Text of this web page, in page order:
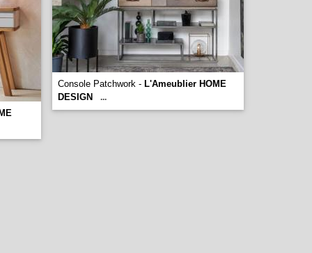
Console Patchwork - L'Ameublier HOME
DESIGN
...